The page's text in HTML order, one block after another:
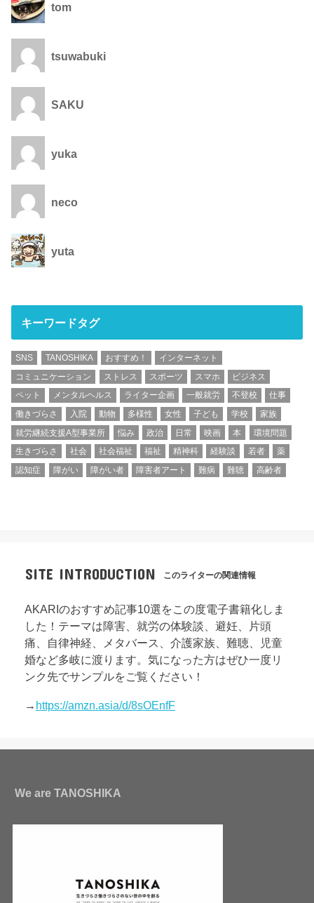
tom
tsuwabuki
SAKU
yuka
neco
yuta
キーワードタグ
SNS TANOSHIKA おすすめ！
インターネット
コミュニケーション
ストレス スポーツ スマホ
ビジネス
ペット
メンタルヘルス ライター企画 一般就労 不登校
仕事
働きづらさ
入院 動物 多様性 女性 子ども 学校
家族
就労継続支援A型事業所
悩み 政治 日常 映画 本
環境問題
生きづらさ
社会 社会福祉 福祉 精神科 経験談 若者
薬
認知症
障がい 障がい者 障害者アート 難病 難聴 高齢者
SITE INTRODUCTION このライターの関連情報
AKARIのおすすめ記事10選をこの度電子書籍化しま
した！テーマは障害、就労の体験談、避妊、片頭
痛、自律神経、メタバース、介護家族、難聴、児童
婚など多岐に渡ります。気になった方はぜひ一度リ
ンク先でサンプルをご覧ください！
→ https://amzn.asia/d/8sOEnfF
We are TANOSHIKA